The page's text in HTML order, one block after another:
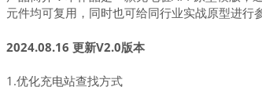
元件均可复用，同时也可给同行业实战原型进行
2024.08.16 更新V2.0版本
1.优化充电站查找方式